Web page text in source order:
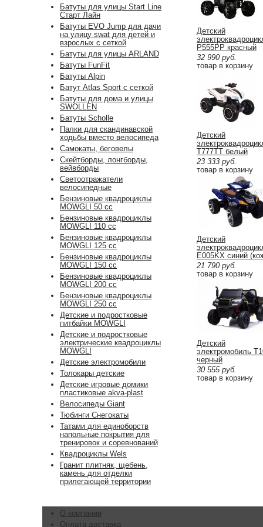
Детский
P555PP красный
32 990 руб.
товар в корзину
Детский
T777TT белый
23 333 руб.
товар в корзину
Детский
E005KX синий
21 790 руб.
товар в корзину
Детский
электромобиль
черный
30 555 руб.
товар в корзину
Батуты для улицы Start Line
Старт Лайн
Батуты EVO Jump для дачи
на улицу swat для детей и
взрослых с сеткой
Батуты для улицы ARLAND
Батуты FunFit
Батуты Alpin
Батут Atlas Sport с сеткой
Батуты для дома и улицы
SWOLLEN
Батуты Scholle
Палки для скандинавской
ходьбы вместо велосипеда
Самокаты, беговелы
Скейтборды, лонгборды,
вейвборды
Светоотражатели
велосипедные
Бензиновые квадроциклы
MOWGLI 50 cc
Бензиновые квадроциклы
MOWGLI 110 cc
Бензиновые квадроциклы
MOWGLI 125 cc
Бензиновые квадроциклы
MOWGLI 150 cc
Бензиновые квадроциклы
MOWGLI 200 cc
Бензиновые квадроциклы
MOWGLI 250 cc
Детские и подростковые
питбайки MOWGLI
Детские и подростковые
электрические квадроциклы
MOWGLI
Детские электромобили
Толокары детские
Детские игровые домики
пластиковые akva-plast
Велосипеды Giant
Тюбинги Снегокаты
Татами для единоборств
напольные покрытия для
тренировок и соревнований
Квадроциклы Wels
Гранит плитняк, щебень,
камень для отделки
прилегающей территории
О компании
Оплата доставка